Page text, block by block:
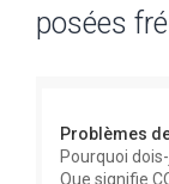
posées
Problèmes
Pourquoi
Que signifie